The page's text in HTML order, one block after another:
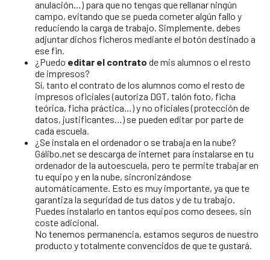
anulación…) para que no tengas que rellanar ningún
campo, evitando que se pueda cometer algún fallo y
reduciendo la carga de trabajo. Simplemente, debes
adjuntar dichos ficheros mediante el botón destinado a
ese fin.
¿Puedo editar el contrato de mis alumnos o el resto
de impresos?
Sí, tanto el contrato de los alumnos como el resto de
impresos oficiales (autoriza DGT, talón foto, ficha
teórica, ficha práctica…) y no oficiales (protección de
datos, justificantes…) se pueden editar por parte de
cada escuela.
¿Se instala en el ordenador o se trabaja en la nube?
Gálibo.net se descarga de internet para instalarse en tu
ordenador de la autoescuela, pero te permite trabajar en
tu equipo y en la nube, sincronizándose
automáticamente. Esto es muy importante, ya que te
garantiza la seguridad de tus datos y de tu trabajo.
Puedes instalarlo en tantos equipos como desees, sin
coste adicional.
No tenemos permanencia, estamos seguros de nuestro
producto y totalmente convencidos de que te gustará.